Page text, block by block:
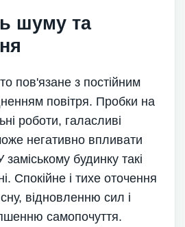
шуму та
пов'язане з постійним
повітря. Пробки на
роботи, галасливі
негативно впливати
заміському будинку такі
Спокійне і тихе оточення
відновленню сил і
самопочуття.